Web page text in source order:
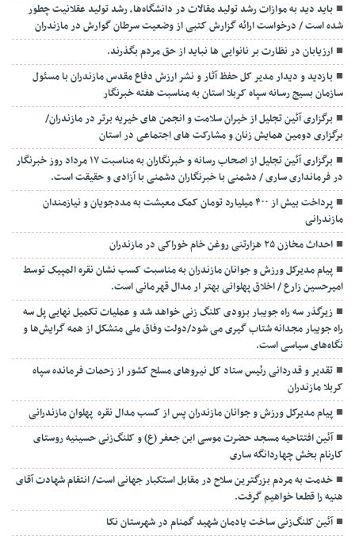
باید دید به موازات رشد تولید مقالات در دانشگاه‌ها، رشد تولید عقلانیت چطور
شده است / درخواست ارائه گزارش کتبی از وضعیت سرطان گوارش در مازندران
ارزیابان در نظارت بر نانوایی ها نباید از حق مردم بگذرند.
بازدید و دیدار مدیر کل حفظ آثار و نشر ارزش دفاع مقدس مازندران با مسئول
سازمان بسیج رسانه سپاه کربلا استان به مناسبت هفته خبرنگار
برگزاری آئین تجلیل از خیران سلامت و انجمن های خیریه برتر در مازندران/
برگزاری دومین همایش زنان و مشارکت های اجتماعی در استان
برگزاری آئین تجلیل از اصحاب رسانه و خبرنگاران به مناسبت ۱۷ مرداد روز خبرنگار
در فرمانداری ساری / دشمنی با خبرنگاران دشمنی با آزادی و حقیقت است.
پرداخت بیش از ۴۰۰ میلیارد تومان کمک معیشت به مددجویان و نیازمندان
مازندرانی
احداث مخازن ۲۵ هزارتنی روغن خام خوراکی در مازندران
پیام مدیرکل ورزش و جوانان مازندران به مناسبت کسب نشان نقره المپیک توسط
امیرحسین زارع / اخلاق پهلوانی بهتر ار مدال قهرمانی است.
زیرگذر سه راه جویبار بزودی کلنگ زنی خواهد شد و عملیات تکمیل نهایی پل سه
راه جویبار مجدانه شتاب گیری می شود/دولت وفاق ملی متشکل از همه گرایش‌ها و
نگاه‌های سیاسی است.
تقدیر و قدردانی رئیس ستاد کل نیرو‌های مسلح کشور از زحمات فرمانده سپاه
کربلا مازندران
پیام مدیرکل ورزش و جوانان مازندران پس از کسب مدال نقره پهلوان مازندرانی
آئین افتتاحیه مسجد حضرت موسی ابن جعفر (ع) و کلنگ‌زنی حسینیه روستای
کارنام بخش چهاردانگه ساری
خدمت به مردم بزرگترین سلاح در مقابل استکبار جهانی است/ انتقام شهادت آقای
هنیه را قطعا خواهیم گرفت.
آئین کلنگ‌زنی ساخت یادمان شهید گمنام در شهرستان نکا